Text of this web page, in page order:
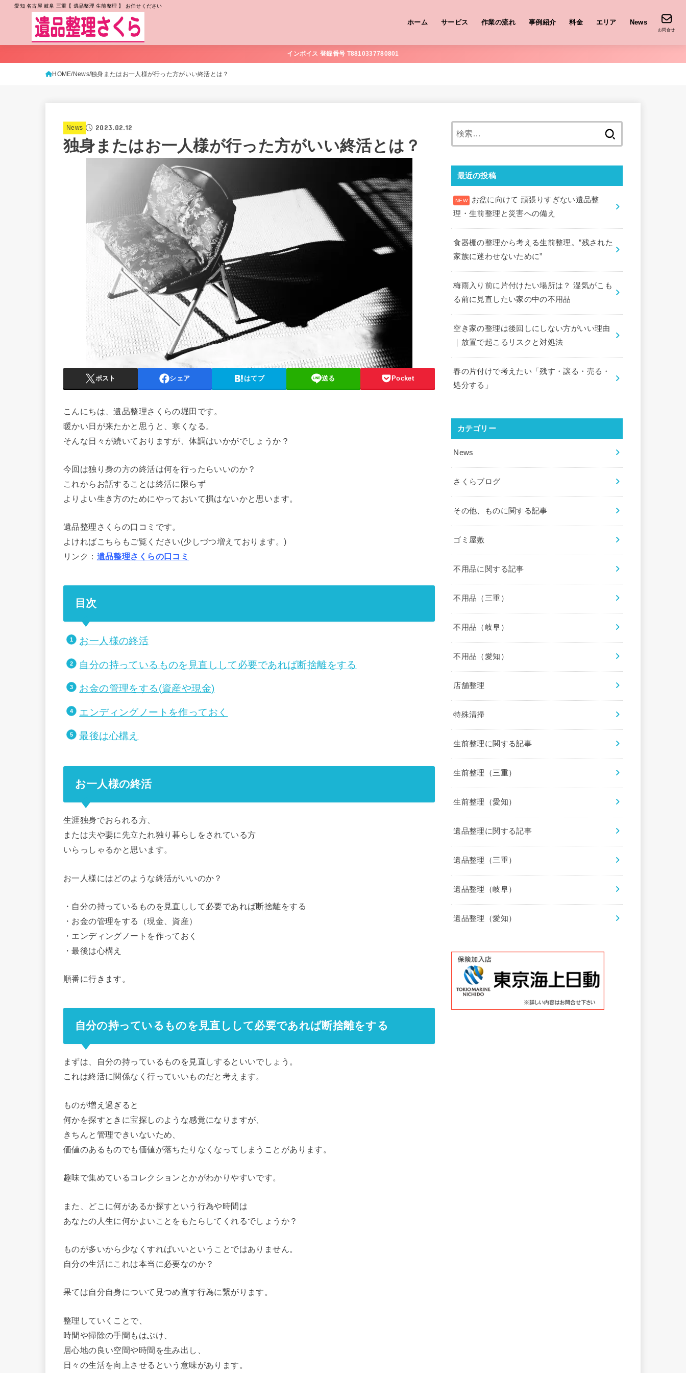
愛知 名古屋 岐阜 三重【 遺品整理 生前整理 】 お任せください
ホーム サービス 作業の流れ 事例紹介 料金 エリア News
お問合せ
インボイス 登録番号 T8810337780801
HOME News 独身またはお一人様が行った方がいい終活とは？
News 2023.02.12
独身またはお一人様が行った方がいい終活とは？
ポスト シェア はてブ 送る Pocket
こんにちは、遺品整理さくらの堀田です。
暖かい日が来たかと思うと、寒くなる。
そんな日々が続いておりますが、体調はいかがでしょうか？
今回は独り身の方の終活は何を行ったらいいのか？
これからお話することは終活に限らず
よりよい生き方のためにやっておいて損はないかと思います。
遺品整理さくらの口コミです。
よければこちらもご覧ください(少しづつ増えております。)
リンク： 遺品整理さくらの口コミ
目次
お一人様の終活
自分の持っているものを見直しして必要であれば断捨離をする
お金の管理をする(資産や現金)
エンディングノートを作っておく
最後は心構え
お一人様の終活
生涯独身でおられる方、
または夫や妻に先立たれ独り暮らしをされている方
いらっしゃるかと思います。
お一人様にはどのような終活がいいのか？
・自分の持っているものを見直しして必要であれば断捨離をする
・お金の管理をする（現金、資産）
・エンディングノートを作っておく
・最後は心構え
順番に行きます。
自分の持っているものを見直しして必要であれば断捨離をする
まずは、自分の持っているものを見直しするといいでしょう。
これは終活に関係なく行っていいものだと考えます。
ものが増え過ぎると
何かを探すときに宝探しのような感覚になりますが、
きちんと管理できいないため、
価値のあるものでも価値が落ちたりなくなってしまうことがあります。
趣味で集めているコレクションとかがわかりやすいです。
また、どこに何があるか探すという行為や時間は
あなたの人生に何かよいことをもたらしてくれるでしょうか？
ものが多いから少なくすればいいということではありません。
自分の生活にこれは本当に必要なのか？
果ては自分自身について見つめ直す行為に繋がります。
整理していくことで、
時間や掃除の手間もはぶけ、
居心地の良い空間や時間を生み出し、
日々の生活を向上させるという意味があります。
最近の投稿
お盆に向けて 頑張りすぎない遺品整
理・生前整理と災害への備え
食器棚の整理から考える生前整理。”残された
家族に迷わせないために”
梅雨入り前に片付けたい場所は？ 湿気がこも
る前に見直したい家の中の不用品
空き家の整理は後回しにしない方がいい理由
｜放置で起こるリスクと対処法
春の片付けで考えたい「残す・譲る・売る・
処分する」
カテゴリー
News
さくらブログ
その他、ものに関する記事
ゴミ屋敷
不用品に関する記事
不用品（三重）
不用品（岐阜）
不用品（愛知）
店舗整理
特殊清掃
生前整理に関する記事
生前整理（三重）
生前整理（愛知）
遺品整理に関する記事
遺品整理（三重）
遺品整理（岐阜）
遺品整理（愛知）